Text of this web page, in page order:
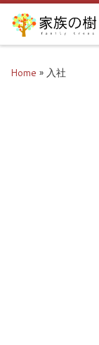
Skip to content
Home » 入社